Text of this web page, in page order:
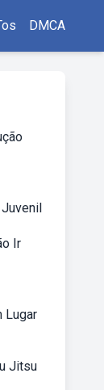
DMCA
Ir
Lugar
Jitsu